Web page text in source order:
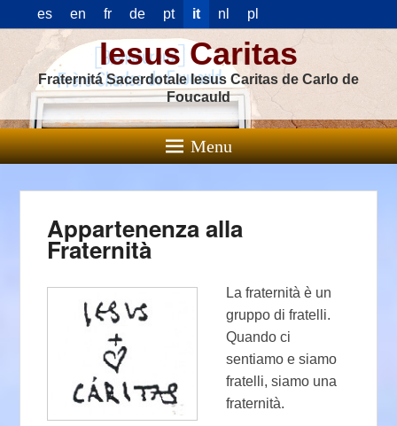
es en fr de pt it nl pl
Iesus Caritas
Fraternitá Sacerdotale Iesus Caritas de Carlo de
Foucauld
Menu
Appartenenza alla
Fraternità
La fraternità è un
gruppo di fratelli.
Quando ci
sentiamo e siamo
fratelli, siamo una
fraternità.